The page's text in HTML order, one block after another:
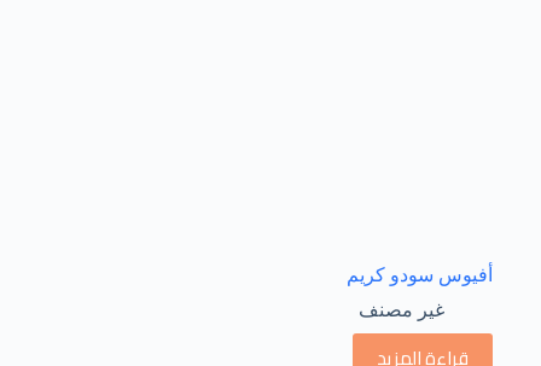
أفيوس سودو كريم
غير مصنف
قراءة المزيد